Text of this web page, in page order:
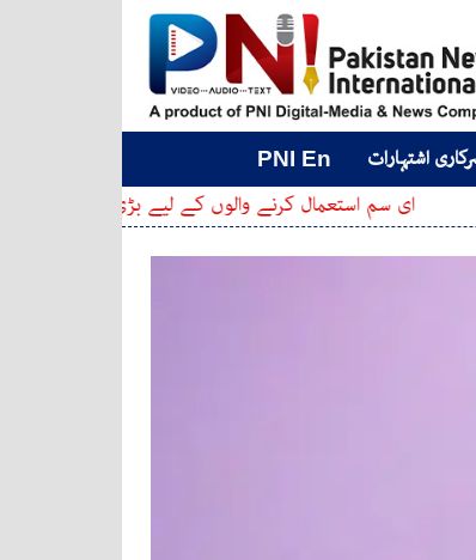
اشتہارات PNI En
کرنے والوں کے لیے بڑی تبدیلی، پی ٹی اے نے